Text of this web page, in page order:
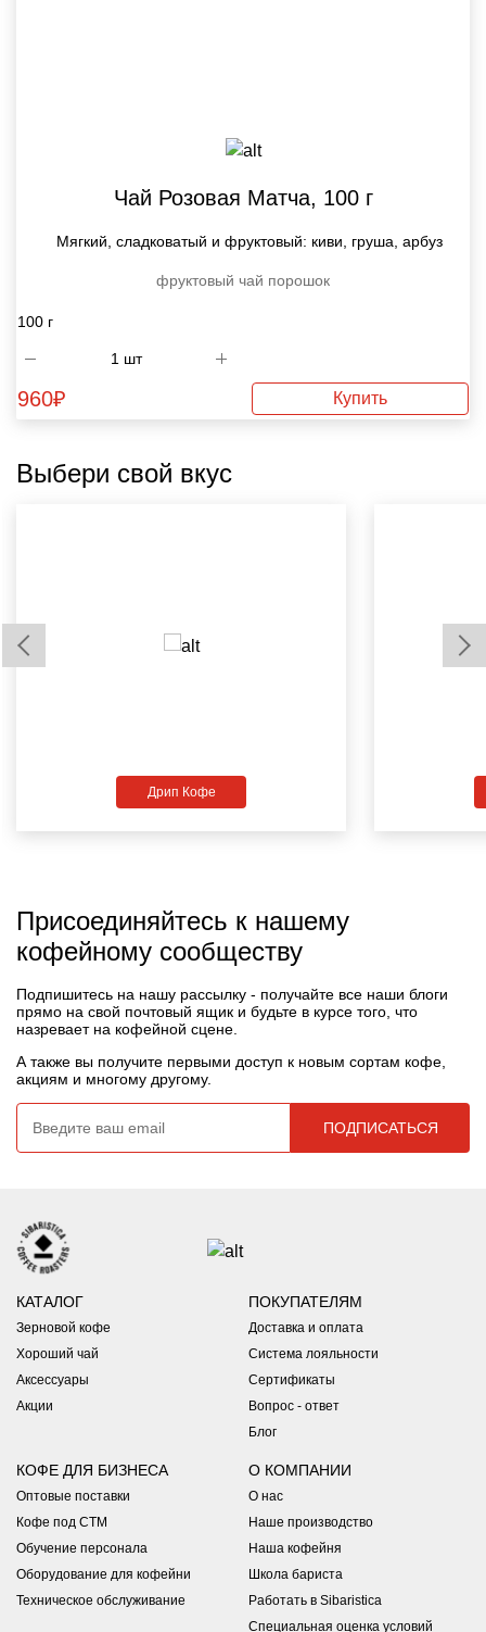
Чай Розовая Матча, 100 г
Мягкий, сладковатый и фруктовый: киви, груша, арбуз
фруктовый чай порошок
100 г
960₽ Купить
Выбери свой вкус
Дрип Кофе
Присоединяйтесь к нашему
кофейному сообществу
Подпишитесь на нашу рассылку - получайте все наши блоги
прямо на свой почтовый ящик и будьте в курсе того, что
назревает на кофейной сцене.
А также вы получите первыми доступ к новым сортам кофе,
акциям и многому другому.
КАТАЛОГ
Зерновой кофе
Хороший чай
Аксессуары
Акции
ПОКУПАТЕЛЯМ
Доставка и оплата
Система лояльности
Сертификаты
Вопрос - ответ
Блог
КОФЕ ДЛЯ БИЗНЕСА
Оптовые поставки
Кофе под СТМ
Обучение персонала
Оборудование для кофейни
Техническое обслуживание
О КОМПАНИИ
О нас
Наше производство
Наша кофейня
Школа бариста
Работать в Sibaristica
Специальная оценка условий